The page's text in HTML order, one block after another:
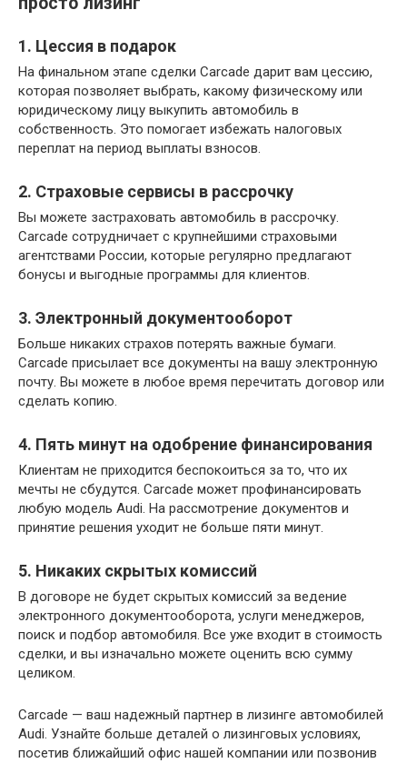
1. Цессия в подарок
На финальном этапе сделки Carcade дарит вам цессию,
которая позволяет выбрать, какому физическому или
юридическому лицу выкупить автомобиль в
собственность. Это помогает избежать налоговых
переплат на период выплаты взносов.
2. Страховые сервисы в рассрочку
Вы можете застраховать автомобиль в рассрочку.
Carcade сотрудничает с крупнейшими страховыми
агентствами России, которые регулярно предлагают
бонусы и выгодные программы для клиентов.
3. Электронный документооборот
Больше никаких страхов потерять важные бумаги.
Carcade присылает все документы на вашу электронную
почту. Вы можете в любое время перечитать договор или
сделать копию.
4. Пять минут на одобрение финансирования
Клиентам не приходится беспокоиться за то, что их
мечты не сбудутся. Carcade может профинансировать
любую модель Audi. На рассмотрение документов и
принятие решения уходит не больше пяти минут.
5. Никаких скрытых комиссий
В договоре не будет скрытых комиссий за ведение
электронного документооборота, услуги менеджеров,
поиск и подбор автомобиля. Все уже входит в стоимость
сделки, и вы изначально можете оценить всю сумму
целиком.
Carcade — ваш надежный партнер в лизинге автомобилей
Audi. Узнайте больше деталей о лизинговых условиях,
посетив ближайший офис нашей компании или позвонив